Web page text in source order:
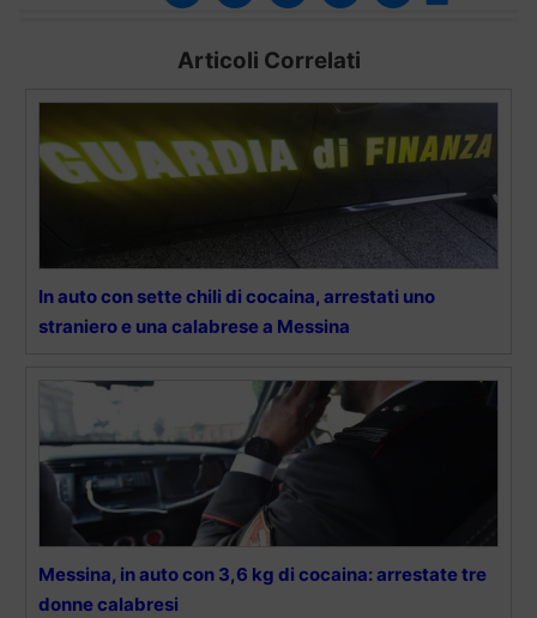
Articoli Correlati
In auto con sette chili di cocaina, arrestati uno
straniero e una calabrese a Messina
Messina, in auto con 3,6 kg di cocaina: arrestate tre
donne calabresi